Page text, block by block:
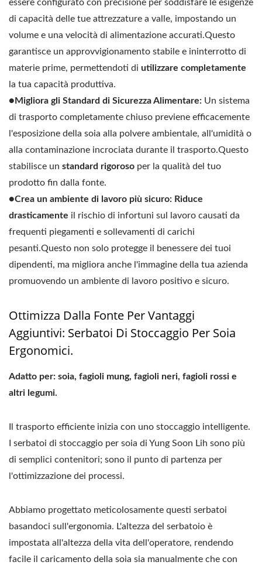
essere configurato con precisione per soddisfare le esigenze
di capacità delle tue attrezzature a valle, impostando un
volume e una velocità di alimentazione accurati.Questo
garantisce un approvvigionamento stabile e ininterrotto di
materie prime, permettendoti di utilizzare completamente
la tua capacità produttiva.
●Migliora gli Standard di Sicurezza Alimentare: Un sistema
di trasporto completamente chiuso previene efficacemente
l'esposizione della soia alla polvere ambientale, all'umidità o
alla contaminazione incrociata durante il trasporto.Questo
stabilisce un standard rigoroso per la qualità del tuo
prodotto fin dalla fonte.
●Crea un ambiente di lavoro più sicuro: Riduce
drasticamente il rischio di infortuni sul lavoro causati da
frequenti piegamenti e sollevamenti di carichi
pesanti.Questo non solo protegge il benessere dei tuoi
dipendenti, ma migliora anche l'immagine della tua azienda
promuovendo un ambiente di lavoro positivo e sicuro.
Ottimizza Dalla Fonte Per Vantaggi
Aggiuntivi: Serbatoi Di Stoccaggio Per Soia
Ergonomici.
Adatto per: soia, fagioli mung, fagioli neri, fagioli rossi e
altri legumi.
Il trasporto efficiente inizia con uno stoccaggio intelligente.
I serbatoi di stoccaggio per soia di Yung Soon Lih sono più
di semplici contenitori; sono il punto di partenza per
l'ottimizzazione dei processi.
Abbiamo progettato meticolosamente questi serbatoi
basandoci sull'ergonomia. L'altezza del serbatoio è
impostata all'altezza della vita dell'operatore, rendendo
facile il caricamento della soia sia manualmente che con